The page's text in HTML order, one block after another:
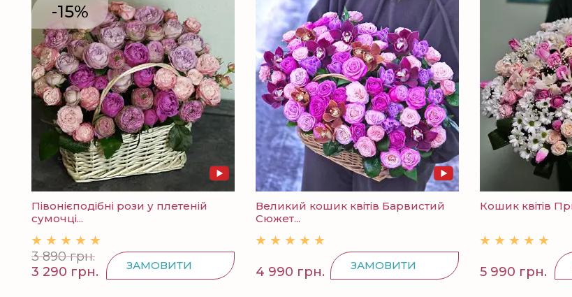
-15%
Півонієподібні рози у плетеній
сумочці...
3 890 грн.
3 290 грн.
ЗАМОВИТИ
Великий кошик квітів Барвистий
Сюжет...
4 990 грн. ЗАМОВИТИ
Кошик квітів
5 990 грн.